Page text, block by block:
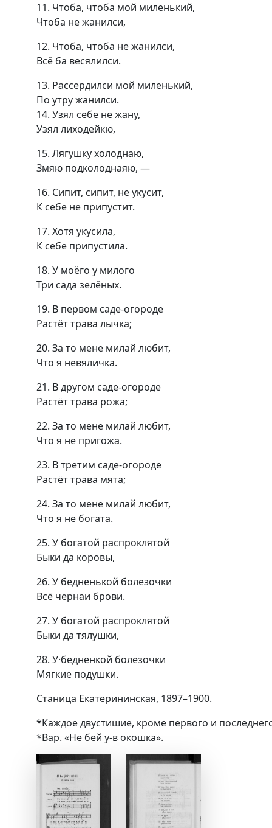
11. Чтоба, чтоба мой миленький,
Чтоба не жанилси,
12. Чтоба, чтоба не жанилси,
Всё ба весялилси.
13. Рассердилси мой миленький,
По утру жанилси.
14. Узял себе не жану,
Узял лиходейкю,
15. Лягушку холоднаю,
Змяю подколоднаяю, —
16. Сипит, сипит, не укусит,
К себе не припустит.
17. Хотя укусила,
К себе припустила.
18. У моёго у милого
Три сада зелёных.
19. В первом саде-огороде
Растёт трава лычка;
20. За то мене милай любит,
Что я невяличка.
21. В другом саде-огороде
Растёт трава рожа;
22. За то мене милай любит,
Что я не пригожа.
23. В третим саде-огороде
Растёт трава мята;
24. За то мене милай любит,
Что я не богата.
25. У богатой распроклятой
Быки да коровы,
26. У бедненькой болезочки
Всё чернаи брови.
27. У богатой распроклятой
Быки да тялушки,
28. У·бедненкой болезочки
Мягкие подушки.
Станица Екатерининская, 1897–1900.
*Каждое двустишие, кроме первого и
*Вар. «Не бей у-в окошка».